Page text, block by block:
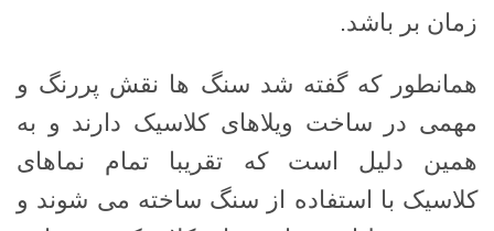
زمان بر باشد.
همانطور که گفته شد سنگ ها نقش پررنگ و
مهمی در ساخت ویلاهای کلاسیک دارند و به
همین دلیل است که تقریبا تمام نماهای
کلاسیک با استفاده از سنگ ساخته می شوند و